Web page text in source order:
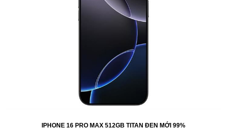
IPHONE 16 PRO MAX 512GB TITAN ĐEN MỚI 99%